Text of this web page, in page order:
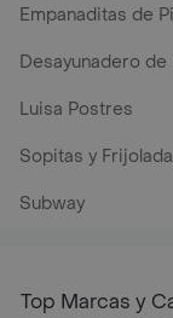
Empanaditas de
Desayunadero de
Luisa Postres
Sopitas y
Subway
Top Marcas y